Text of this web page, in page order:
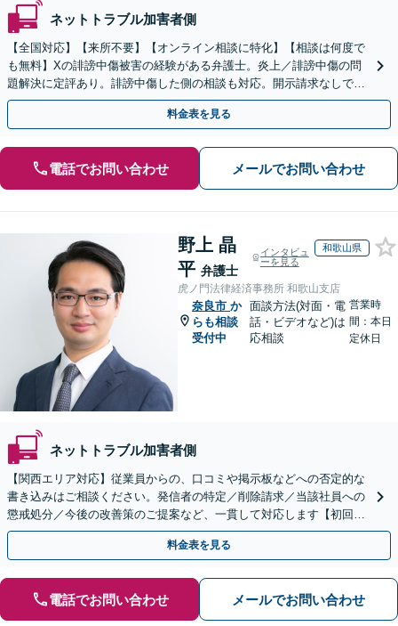
ネットトラブル加害者側
【全国対応】【来所不要】【オンライン相談に特化】【相談は何度で
も無料】Xの誹謗中傷被害の経験がある弁護士。炎上／誹謗中傷の問
題解決に定評あり。誹謗中傷した側の相談も対応。開示請求なしで本
人の特定ができる場合もあり。
料金表を見る
電話でお問い合わせ メールでお問い合わせ
野上 晶
平 弁護士
インタビュ
ーを見る
和歌山県
虎ノ門法律経済事務所 和歌山支店
奈良市 か
らも相談
受付中
面談方法(対面・電
話・ビデオなど)は
応相談
営業時
間：本日
定休日
ネットトラブル加害者側
【関西エリア対応】従業員からの、口コミや掲示板などへの否定的な
書き込みはご相談ください。発信者の特定／削除請求／当該社員への
懲戒処分／今後の改善策のご提案など、一貫して対応します【初回相
談30分無料】書き込みを行わせない職場環境整備にも注力
料金表を見る
電話でお問い合わせ メールでお問い合わせ